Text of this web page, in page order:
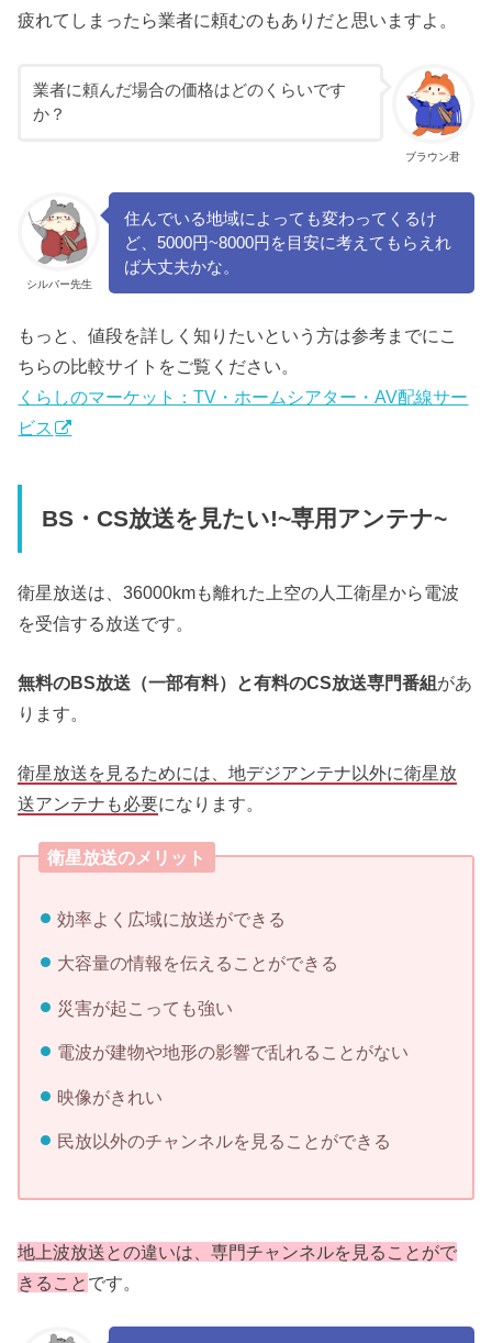
疲れてしまったら業者に頼むのもありだと思いますよ。
ブラウン君
業者に頼んだ場合の価格はどのくらいです
か？
シルバー先生
住んでいる地域によっても変わってくるけ
ど、5000円~8000円を目安に考えてもらえれ
ば大丈夫かな。
もっと、値段を詳しく知りたいという方は参考までにこ
ちらの比較サイトをご覧ください。
くらしのマーケット：TV・ホームシアター・AV配線サー
ビス
BS・CS放送を見たい!~専用アンテナ~
衛星放送は、36000kmも離れた上空の人工衛星から電波
を受信する放送です。
無料のBS放送（一部有料）と有料のCS放送専門番組があ
ります。
衛星放送を見るためには、地デジアンテナ以外に衛星放
送アンテナも必要になります。
衛星放送のメリット
効率よく広域に放送ができる
大容量の情報を伝えることができる
災害が起こっても強い
電波が建物や地形の影響で乱れることがない
映像がきれい
民放以外のチャンネルを見ることができる
地上波放送との違いは、専門チャンネルを見ることがで
きる こと です。